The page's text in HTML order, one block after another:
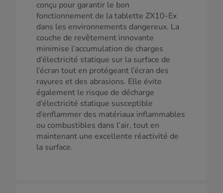
conçu pour garantir le bon
fonctionnement de la tablette ZX10-Ex
dans les environnements dangereux. La
couche de revêtement innovante
minimise l’accumulation de charges
d’électricité statique sur la surface de
l’écran tout en protégeant l’écran des
rayures et des abrasions. Elle évite
également le risque de décharge
d’électricité statique susceptible
d’enflammer des matériaux inflammables
ou combustibles dans l’air, tout en
maintenant une excellente réactivité de
la surface.